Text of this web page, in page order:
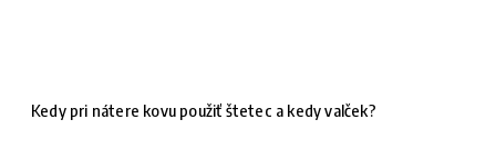
Kedy pri nátere kovu použiť štetec a kedy valček?